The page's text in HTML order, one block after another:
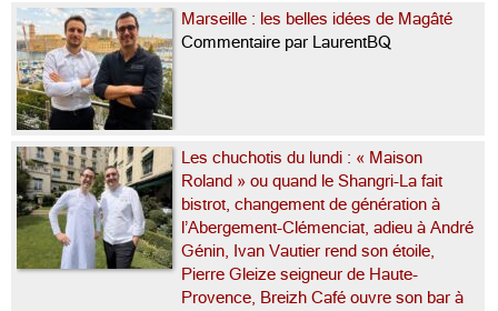
Marseille : les belles idées de Magâté
Commentaire par LaurentBQ
Les chuchotis du lundi : « Maison
Roland » ou quand le Shangri-La fait
bistrot, changement de génération à
l’Abergement-Clémenciat, adieu à André
Génin, Ivan Vautier rend son étoile,
Pierre Gleize seigneur de Haute-
Provence, Breizh Café ouvre son bar à